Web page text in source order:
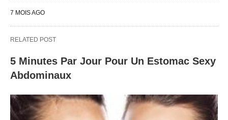
7 MOIS AGO
RELATED POST
5 Minutes Par Jour Pour Un Estomac Sexy
Abdominaux